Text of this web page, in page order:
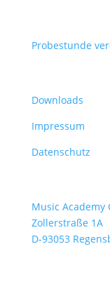
Probestunde
Downloads
Impressum
Datenschutz
Music Academy
Zollerstraße 1A
D-93053